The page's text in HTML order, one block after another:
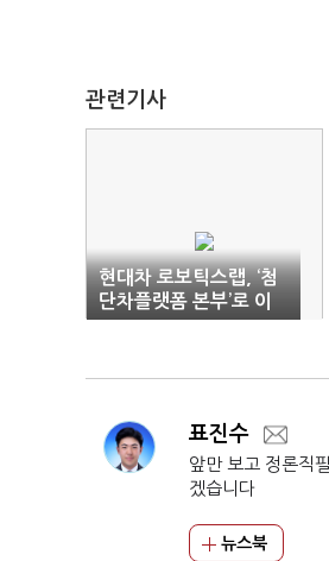
관련기사
현대차 로보틱스랩, ‘첨
단차플랫폼 본부’로 이
관
표진수
앞만 보고 정론직
겠습니다
뉴스북